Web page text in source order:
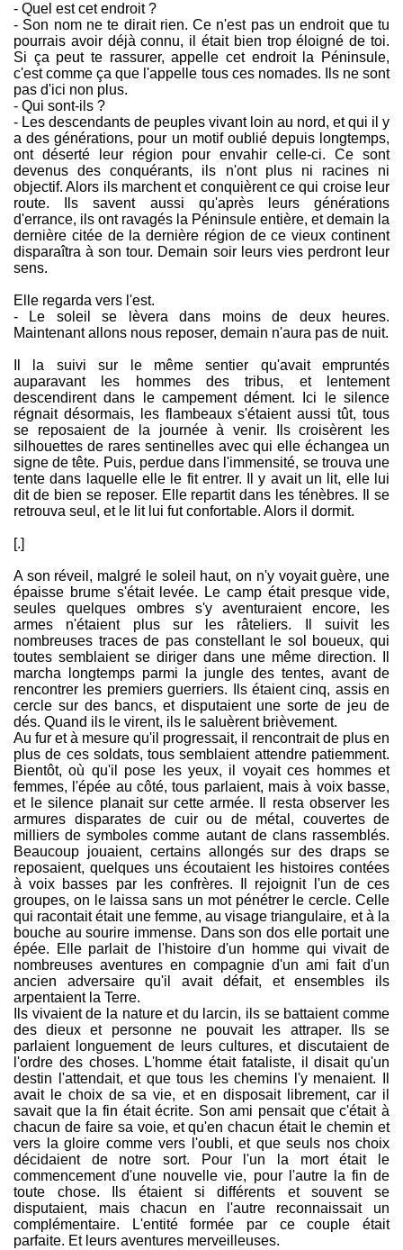
- Quel est cet endroit ?
- Son nom ne te dirait rien. Ce n'est pas un endroit que tu
pourrais avoir déjà connu, il était bien trop éloigné de toi.
Si ça peut te rassurer, appelle cet endroit la Péninsule,
c'est comme ça que l'appelle tous ces nomades. Ils ne sont
pas d'ici non plus.
- Qui sont-ils ?
- Les descendants de peuples vivant loin au nord, et qui il y
a des générations, pour un motif oublié depuis longtemps,
ont déserté leur région pour envahir celle-ci. Ce sont
devenus des conquérants, ils n'ont plus ni racines ni
objectif. Alors ils marchent et conquièrent ce qui croise leur
route. Ils savent aussi qu'après leurs générations
d'errance, ils ont ravagés la Péninsule entière, et demain la
dernière citée de la dernière région de ce vieux continent
disparaîtra à son tour. Demain soir leurs vies perdront leur
sens.
Elle regarda vers l'est.
- Le soleil se lèvera dans moins de deux heures.
Maintenant allons nous reposer, demain n'aura pas de nuit.
Il la suivi sur le même sentier qu'avait empruntés
auparavant les hommes des tribus, et lentement
descendirent dans le campement dément. Ici le silence
régnait désormais, les flambeaux s'étaient aussi tût, tous
se reposaient de la journée à venir. Ils croisèrent les
silhouettes de rares sentinelles avec qui elle échangea un
signe de tête. Puis, perdue dans l'immensité, se trouva une
tente dans laquelle elle le fit entrer. Il y avait un lit, elle lui
dit de bien se reposer. Elle repartit dans les ténèbres. Il se
retrouva seul, et le lit lui fut confortable. Alors il dormit.
[.]
A son réveil, malgré le soleil haut, on n'y voyait guère, une
épaisse brume s'était levée. Le camp était presque vide,
seules quelques ombres s'y aventuraient encore, les
armes n'étaient plus sur les râteliers. Il suivit les
nombreuses traces de pas constellant le sol boueux, qui
toutes semblaient se diriger dans une même direction. Il
marcha longtemps parmi la jungle des tentes, avant de
rencontrer les premiers guerriers. Ils étaient cinq, assis en
cercle sur des bancs, et disputaient une sorte de jeu de
dés. Quand ils le virent, ils le saluèrent brièvement.
Au fur et à mesure qu'il progressait, il rencontrait de plus en
plus de ces soldats, tous semblaient attendre patiemment.
Bientôt, où qu'il pose les yeux, il voyait ces hommes et
femmes, l'épée au côté, tous parlaient, mais à voix basse,
et le silence planait sur cette armée. Il resta observer les
armures disparates de cuir ou de métal, couvertes de
milliers de symboles comme autant de clans rassemblés.
Beaucoup jouaient, certains allongés sur des draps se
reposaient, quelques uns écoutaient les histoires contées
à voix basses par les confrères. Il rejoignit l'un de ces
groupes, on le laissa sans un mot pénétrer le cercle. Celle
qui racontait était une femme, au visage triangulaire, et à la
bouche au sourire immense. Dans son dos elle portait une
épée. Elle parlait de l'histoire d'un homme qui vivait de
nombreuses aventures en compagnie d'un ami fait d'un
ancien adversaire qu'il avait défait, et ensembles ils
arpentaient la Terre.
Ils vivaient de la nature et du larcin, ils se battaient comme
des dieux et personne ne pouvait les attraper. Ils se
parlaient longuement de leurs cultures, et discutaient de
l'ordre des choses. L'homme était fataliste, il disait qu'un
destin l'attendait, et que tous les chemins l'y menaient. Il
avait le choix de sa vie, et en disposait librement, car il
savait que la fin était écrite. Son ami pensait que c'était à
chacun de faire sa voie, et qu'en chacun était le chemin et
vers la gloire comme vers l'oubli, et que seuls nos choix
décidaient de notre sort. Pour l'un la mort était le
commencement d'une nouvelle vie, pour l'autre la fin de
toute chose. Ils étaient si différents et souvent se
disputaient, mais chacun en l'autre reconnaissait un
complémentaire. L'entité formée par ce couple était
parfaite. Et leurs aventures merveilleuses.